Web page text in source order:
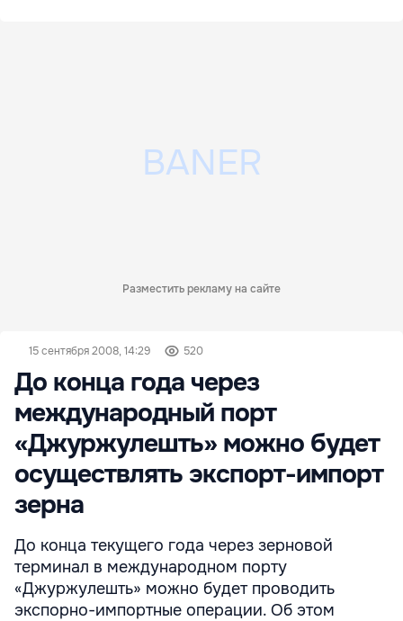
Разместить рекламу на сайте
15 сентября 2008, 14:29 520
До конца года через
международный порт
«Джуржулешть» можно будет
осуществлять экспорт-импорт
зерна
До конца текущего года через зерновой
терминал в международном порту
«Джуржулешть» можно будет проводить
экспорно-импортные операции. Об этом